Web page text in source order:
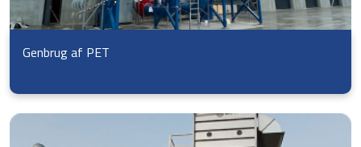
Genbrug af PET